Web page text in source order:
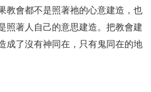
研習會01 - 教會的牧養
02 - 如何查聖經
教會都不是照著祂的心意建造，也
照著人自己的意思建造。把教會建
成了沒有神同在，只有鬼同在的地